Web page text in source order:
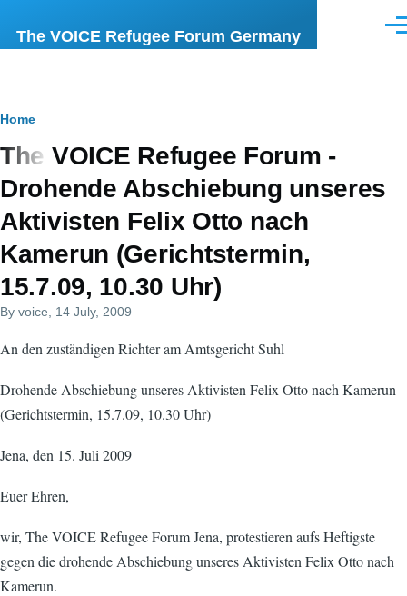
The VOICE Refugee Forum Germany
Breadcrumb
Home
The VOICE Refugee Forum -
Drohende Abschiebung unseres
Aktivisten Felix Otto nach
Kamerun (Gerichtstermin,
15.7.09, 10.30 Uhr)
By voice , 14 July, 2009
An den zuständigen Richter am Amtsgericht Suhl
Drohende Abschiebung unseres Aktivisten Felix Otto nach Kamerun
(Gerichtstermin, 15.7.09, 10.30 Uhr)
Jena, den 15. Juli 2009
Euer Ehren,
wir, The VOICE Refugee Forum Jena, protestieren aufs Heftigste
gegen die drohende Abschiebung unseres Aktivisten Felix Otto nach
Kamerun.